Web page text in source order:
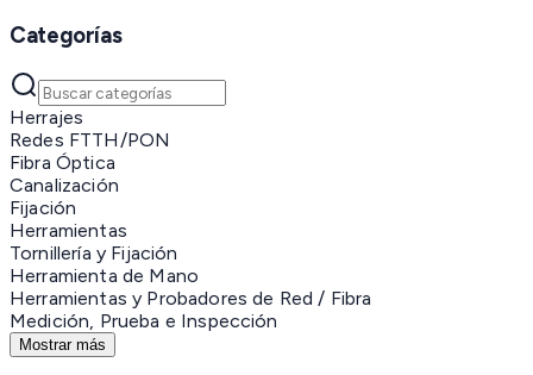
Categorías
Herrajes
Redes FTTH/PON
Fibra Óptica
Canalización
Fijación
Herramientas
Tornillería y Fijación
Herramienta de Mano
Herramientas y Probadores de Red / Fibra
Medición, Prueba e Inspección
Mostrar más